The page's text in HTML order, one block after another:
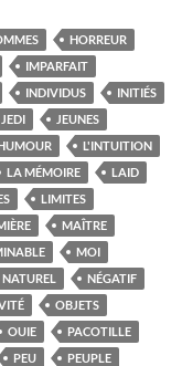
HORREUR
IMPARFAIT
INDIVIDUS
INITIÉS
JEDI
JEUNES
L'INTUITION
LA MÉMOIRE
LAID
LIMITES
MAÎTRE
MOI
NATUREL
NÉGATIF
OBJETS
OUIE
PACOTILLE
PEU
PEUPLE